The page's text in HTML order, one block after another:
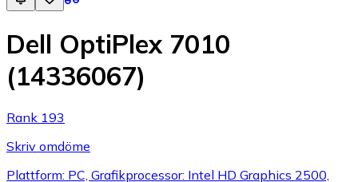
Dell OptiPlex 7010
(14336067)
Rank 193
Skriv omdöme
Plattform: PC, Grafikprocessor: Intel HD Graphics 2500,